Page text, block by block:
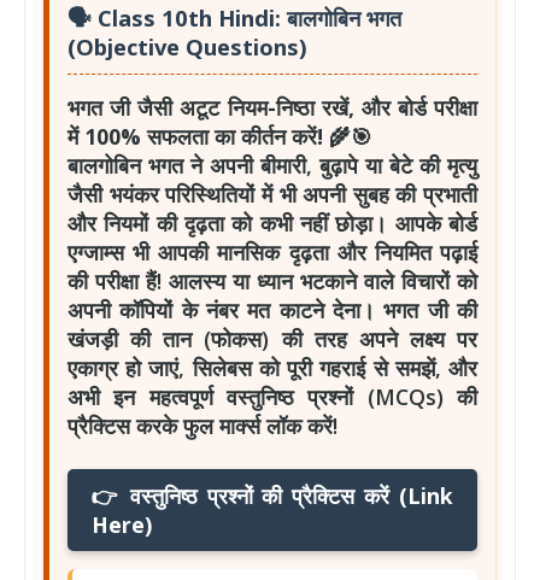
🗣️ Class 10th Hindi: बालगोबिन भगत
(Objective Questions)
भगत जी जैसी अटूट नियम-निष्ठा रखें, और बोर्ड परीक्षा
में 100% सफलता का कीर्तन करें! 🌾🎯
बालगोबिन भगत ने अपनी बीमारी, बुढ़ापे या बेटे की मृत्यु
जैसी भयंकर परिस्थितियों में भी अपनी सुबह की प्रभाती
और नियमों की दृढ़ता को कभी नहीं छोड़ा। आपके बोर्ड
एग्जाम्स भी आपकी मानसिक दृढ़ता और नियमित पढ़ाई
की परीक्षा हैं! आलस्य या ध्यान भटकाने वाले विचारों को
अपनी कॉपियों के नंबर मत काटने देना। भगत जी की
खंजड़ी की तान (फोकस) की तरह अपने लक्ष्य पर
एकाग्र हो जाएं, सिलेबस को पूरी गहराई से समझें, और
अभी इन महत्वपूर्ण वस्तुनिष्ठ प्रश्नों (MCQs) की
प्रैक्टिस करके फुल मार्क्स लॉक करें!
👉 वस्तुनिष्ठ प्रश्नों की प्रैक्टिस करें (Link
Here)